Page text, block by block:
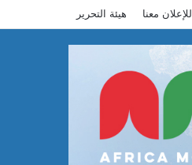
للإعلان معنا هيئة التحرير